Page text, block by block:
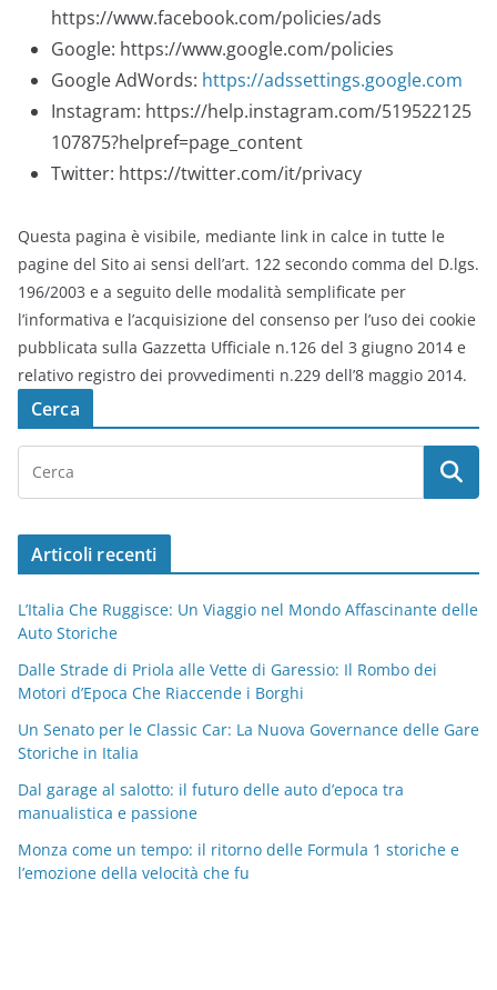
https://www.facebook.com/policies/ads
Google: https://www.google.com/policies
Google AdWords: https://adssettings.google.com
Instagram: https://help.instagram.com/519522125
107875?helpref=page_content
Twitter: https://twitter.com/it/privacy
Questa pagina è visibile, mediante link in calce in tutte le
pagine del Sito ai sensi dell’art. 122 secondo comma del D.lgs.
196/2003 e a seguito delle modalità semplificate per
l’informativa e l’acquisizione del consenso per l’uso dei cookie
pubblicata sulla Gazzetta Ufficiale n.126 del 3 giugno 2014 e
relativo registro dei provvedimenti n.229 dell’8 maggio 2014.
Cerca
Articoli recenti
L’Italia Che Ruggisce: Un Viaggio nel Mondo Affascinante delle
Auto Storiche
Dalle Strade di Priola alle Vette di Garessio: Il Rombo dei
Motori d’Epoca Che Riaccende i Borghi
Un Senato per le Classic Car: La Nuova Governance delle Gare
Storiche in Italia
Dal garage al salotto: il futuro delle auto d’epoca tra
manualistica e passione
Monza come un tempo: il ritorno delle Formula 1 storiche e
l’emozione della velocità che fu